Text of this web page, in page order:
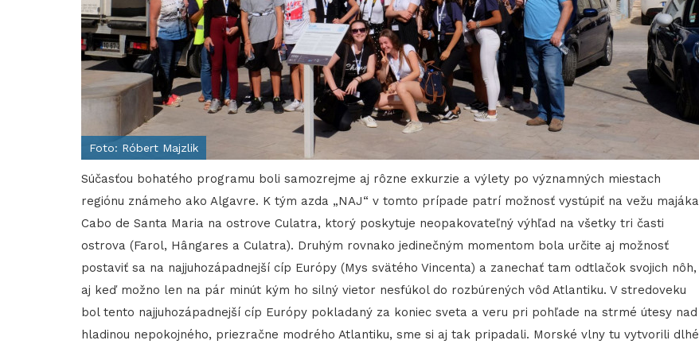
Foto: Róbert Majzlik
Súčasťou bohatého programu boli samozrejme aj rôzne exkurzie a výlety po významných miestach
regiónu známeho ako Algavre. K tým azda „NAJ“ v tomto prípade patrí možnosť vystúpiť na vežu majáka
Cabo de Santa Maria na ostrove Culatra, ktorý poskytuje neopakovateľný výhľad na všetky tri časti
ostrova (Farol, Hângares a Culatra). Druhým rovnako jedinečným momentom bola určite aj možnosť
postaviť sa na najjuhozápadnejší cíp Európy (Mys svätého Vincenta) a zanechať tam odtlačok svojich nôh,
aj keď možno len na pár minút kým ho silný vietor nesfúkol do rozbúrených vôd Atlantiku. V stredoveku
bol tento najjuhozápadnejší cíp Európy pokladaný za koniec sveta a veru pri pohľade na strmé útesy nad
hladinou nepokojného, priezračne modrého Atlantiku, sme si aj tak pripadali. Morské vlny tu vytvorili dlhé